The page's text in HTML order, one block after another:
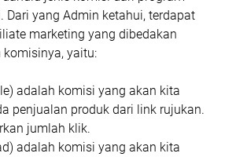
yang Admin ketahui, terdapat
marketing yang dibedakan
komisinya, yaitu:
adalah komisi yang akan kita
penjualan produk dari link rujukan.
jumlah klik.
adalah komisi yang akan kita